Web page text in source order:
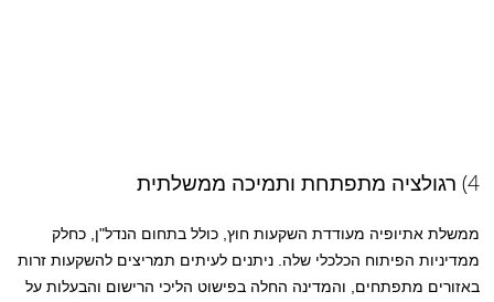
4) רגולציה מתפתחת ותמיכה ממשלתית
ממשלת אתיופיה מעודדת השקעות חוץ, כולל בתחום הנדל"ן, כחלק
ממדיניות הפיתוח הכלכלי שלה. ניתנים לעיתים תמריצים להשקעות זרות
באזורים מתפתחים, והמדינה החלה בפישוט הליכי הרישום והבעלות על